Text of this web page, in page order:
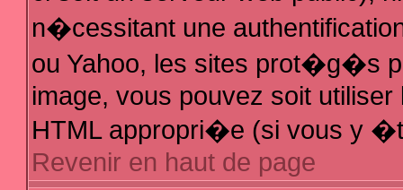
n�cessitant une
ou Yahoo, les sites prot�g�s
image, vous pouvez soit
HTML appropri�e (si vous y
Revenir en haut de page